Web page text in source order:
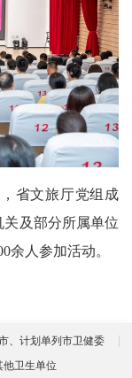
省文旅厅党组成
关及部分所属单位
余人参加活动。
、计划单列市卫健委
他卫生单位